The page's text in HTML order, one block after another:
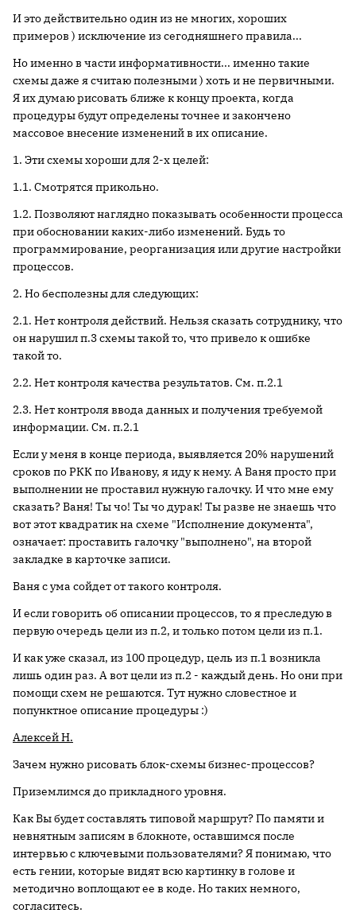
И это действительно один из не многих, хороших
примеров ) исключение из сегодняшнего правила...
Но именно в части информативности... именно такие
схемы даже я считаю полезными ) хоть и не первичными.
Я их думаю рисовать ближе к концу проекта, когда
процедуры будут определены точнее и закончено
массовое внесение изменений в их описание.
1. Эти схемы хороши для 2-х целей:
1.1. Смотрятся прикольно.
1.2. Позволяют наглядно показывать особенности процесса
при обосновании каких-либо изменений. Будь то
программирование, реорганизация или другие настройки
процессов.
2. Но бесполезны для следующих:
2.1. Нет контроля действий. Нельзя сказать сотруднику, что
он нарушил п.3 схемы такой то, что привело к ошибке
такой то.
2.2. Нет контроля качества результатов. См. п.2.1
2.3. Нет контроля ввода данных и получения требуемой
информации. См. п.2.1
Если у меня в конце периода, выявляется 20% нарушений
сроков по РКК по Иванову, я иду к нему. А Ваня просто при
выполнении не проставил нужную галочку. И что мне ему
сказать? Ваня! Ты чо! Ты чо дурак! Ты разве не знаешь что
вот этот квадратик на схеме "Исполнение документа",
означает: проставить галочку "выполнено", на второй
закладке в карточке записи.
Ваня с ума сойдет от такого контроля.
И если говорить об описании процессов, то я преследую в
первую очередь цели из п.2, и только потом цели из п.1.
И как уже сказал, из 100 процедур, цель из п.1 возникла
лишь один раз. А вот цели из п.2 - каждый день. Но они при
помощи схем не решаются. Тут нужно словестное и
попунктное описание процедуры :)
Алексей Н.
Зачем нужно рисовать блок-схемы бизнес-процессов?
Приземлимся до прикладного уровня.
Как Вы будет составлять типовой маршрут? По памяти и
невнятным записям в блокноте, оставшимся после
интервью с ключевыми пользователями? Я понимаю, что
есть гении, которые видят всю картинку в голове и
методично воплощают ее в коде. Но таких немного,
согласитесь.